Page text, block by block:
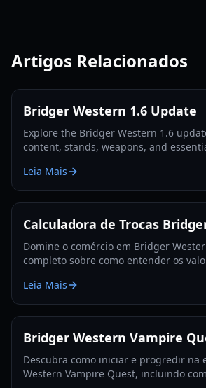
Artigos Relacionados
Bridger Western 1.6 Update
Explore the Bridger Western 1.6
content, stands, weapons, and
Leia Mais
Calculadora de Trocas
Domine o comércio em Bridger
completo sobre como entender os
informadas.
Leia Mais
Bridger Western Vampire
Descubra como iniciar e progredir na
Western Vampire Quest, incluindo